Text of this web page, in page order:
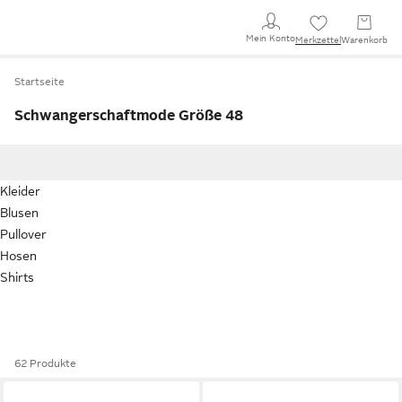
Mein KontoMerkzettel Warenkorb
Startseite
Schwangerschaftmode Größe 48
Kleider
Blusen
Pullover
Hosen
Shirts
62 Produkte